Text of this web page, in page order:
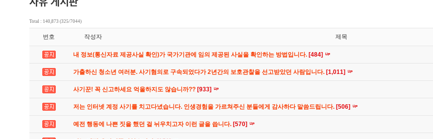
Total : 140,873 (325/7044)
번호 작성자 제목
내 정보(통신자료 제공사실 확인)가 국가기관에 임의 제공된 사실을 확인하는 방법입니다. [484]
가출하신 청소년 여러분. 사기혐의로 구속되었다가 2년간의 보호관찰을 선고받았던 사람입니다. [1,011]
사기꾼! 꼭 신고하세요 억울하지도 않습니까?? [933]
저는 인터넷 계정 사기를 치고다녔습니다. 인생경험을 가르쳐주신 분들에게 감사하다 말씀드립니다. [506]
예전 행동에 나쁜 짓을 했던 걸 뉘우치고자 이런 글을 씁니다. [570]